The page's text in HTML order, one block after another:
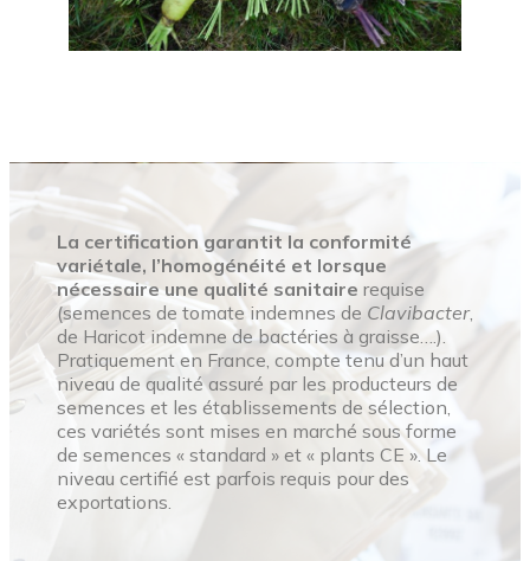
La certification garantit la conformité
variétale, l’homogénéité et lorsque
nécessaire une qualité sanitaire requise
(semences de tomate indemnes de Clavibacter,
de Haricot indemne de bactéries à graisse….).
Pratiquement en France, compte tenu d’un haut
niveau de qualité assuré par les producteurs de
semences et les établissements de sélection,
ces variétés sont mises en marché sous forme
de semences « standard » et « plants CE ». Le
niveau certifié est parfois requis pour des
exportations.